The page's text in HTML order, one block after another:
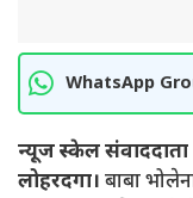
WhatsApp
न्यूज स्केल संवाददाता
लोहरदगा। बाबा